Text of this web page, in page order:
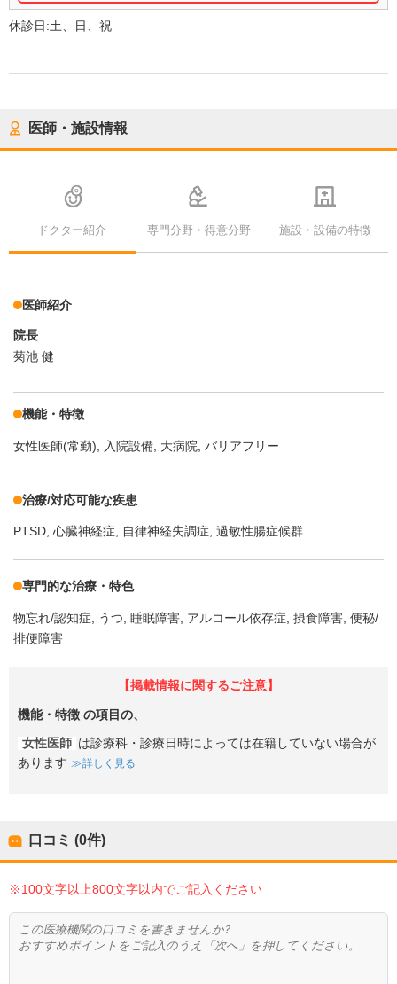
休診日:土、日、祝
医師・施設情報
ドクター紹介 専門分野・得意分野 施設・設備の特徴
医師紹介
院長
菊池 健
機能・特徴
女性医師(常勤) 入院設備 大病院 バリアフリー
治療/対応可能な疾患
PTSD 心臓神経症 自律神経失調症 過敏性腸症候群
専門的な治療・特色
物忘れ/認知症 うつ 睡眠障害 アルコール依存症 摂食障害 便秘/
排便障害
【掲載情報に関するご注意】
機能・特徴 の項目の、
女性医師 は診療科・診療日時によっては在籍していない場合が
あります
詳しく見る
口コミ (0件)
※100文字以上800文字以内でご記入ください